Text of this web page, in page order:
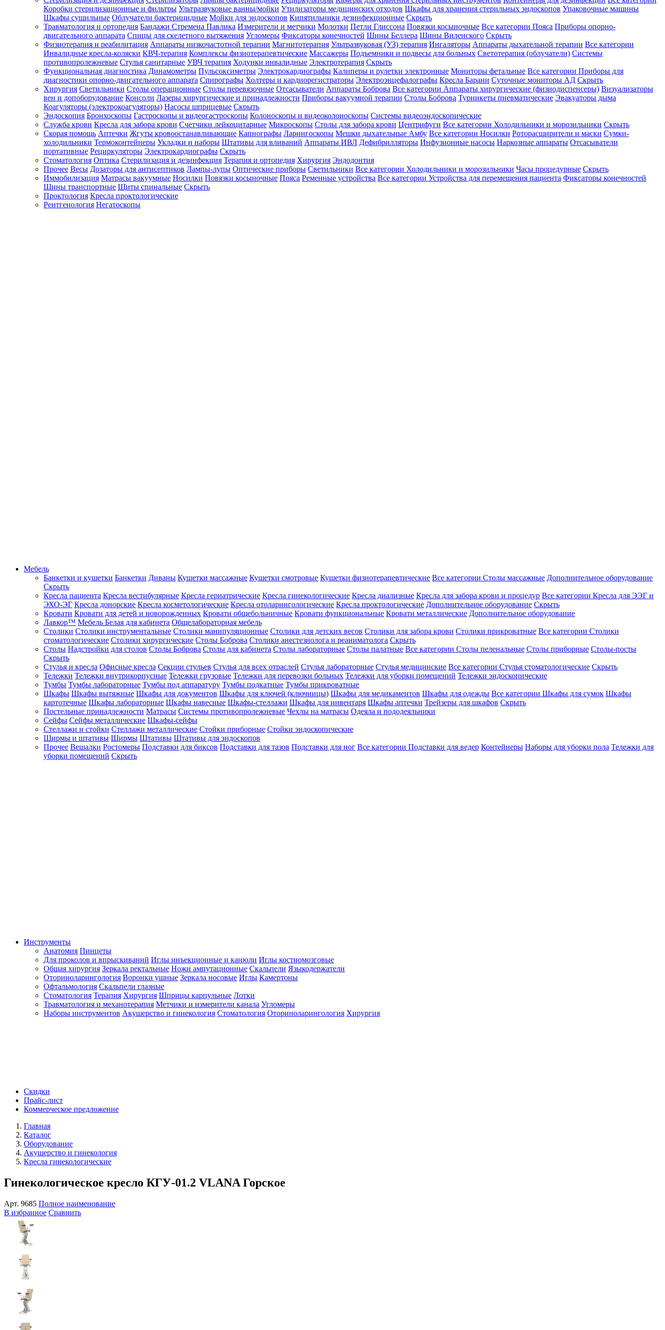
Зарегистрироваться
Зачем
регистрироваться?
Все
покупки
в
одном
месте
Личный
менеджер
Отслеживание
статуса
заказа
Коробки стерилизационные и фильтры Ультразвуковые ванны/мойки Утилизаторы медицинских отходов Шкафы для хранения стерильных эндоскопов Упаковочные машины
Шкафы сушильные Облучатели бактерицидные Мойки для эндоскопов Кипятильники дезинфекционные Скрыть
Травматология и ортопедия Бандажи Стремена Павлика Измерители и метчики Молотки Петли Глиссона Повязки косыночные Все категории Пояса Приборы опорно-
двигательного аппарата Спицы для скелетного вытяжения Угломеры Фиксаторы конечностей Шины Беллера Шины Виленского Скрыть
Физиотерапия и реабилитация Аппараты низкочастотной терапии Магнитотерапия Ультразвуковая (УЗ) терапия Ингаляторы Аппараты дыхательной терапии Все категории
Инвалидные кресла-коляски КВЧ-терапия Комплексы физиотерапевтические Массажеры Подъемники и подвесы для больных Светотерапия (облучатели) Системы
противопролежневые Стулья санитарные УВЧ терапия Ходунки инвалидные Электротерапия Скрыть
Функциональная диагностика Динамометры Пульсоксиметры Электрокардиографы Калиперы и рулетки электронные Мониторы фетальные Все категории Приборы для
диагностики опорно-двигательного аппарата Спирографы Холтеры и кардиорегистраторы Электроэнцефалографы Кресла Барани Суточные мониторы АД Скрыть
Хирургия Светильники Столы операционные Столы перевязочные Отсасыватели Аппараты Боброва Все категории Аппараты хирургические (физиодиспенсеры) Визуализаторы
вен и допоборудование Консоли Лазеры хирургические и принадлежности Приборы вакуумной терапии Столы Боброва Турникеты пневматические Эвакуаторы дыма
Коагуляторы (электрокоагуляторы) Насосы шприцевые Скрыть
Эндоскопия Бронхоскопы Гастроскопы и видеогастроскопы Колоноскопы и видеоколоноскопы Системы видеоэндоскопические
Служба крови Кресла для забора крови Счетчики лейкоцитарные Микроскопы Столы для забора крови Центрифуги Все категории Холодильники и морозильники Скрыть
Скорая помощь Аптечки Жгуты кровоостанавливающие Капнографы Ларингоскопы Мешки дыхательные Амбу Все категории Носилки Роторасширители и маски Сумки-
холодильники Термоконтейнеры Укладки и наборы Штативы для вливаний Аппараты ИВЛ Дефибрилляторы Инфузионные насосы Наркозные аппараты Отсасыватели
портативные Рециркуляторы Электрокардиографы Скрыть
Стоматология Оптика Стерилизация и дезинфекция Терапия и ортопедия Хирургия Эндодонтия
Прочее Весы Дозаторы для антисептиков Лампы-лупы Оптические приборы Светильники Все категории Холодильники и морозильники Часы процедурные Скрыть
Иммобилизация Матрасы вакуумные Носилки Повязки косыночные Пояса Ременные устройства Все категории Устройства для перемещения пациента Фиксаторы конечностей
Шины транспортные Щиты спинальные Скрыть
Проктология Кресла проктологические
Рентгенология Негатоскопы
Мебель
Банкетки и кушетки Банкетки Диваны Кушетки массажные Кушетки смотровые Кушетки физиотерапевтические Все категории Столы массажные Дополнительное оборудование
Скрыть
Кресла пациента Кресла вестибулярные Кресла гериатрические Кресла гинекологические Кресла диализные Кресла для забора крови и процедур Все категории Кресла для ЭЭГ и
ЭХО-ЭГ Кресла донорские Кресла косметологические Кресла отоларингологические Кресла проктологические Дополнительное оборудование Скрыть
Кровати Кровати для детей и новорожденных Кровати общебольничные Кровати функциональные Кровати металлические Дополнительное оборудование
Лавкор™ Мебель Белая для кабинета Общелабораторная мебель
Столики Столики инструментальные Столики манипуляционные Столики для детских весов Столики для забора крови Столики прикроватные Все категории Столики
стоматологические Столики хирургические Столы Боброва Столики анестезиолога и реаниматолога Скрыть
Столы Надстройки для столов Столы Боброва Столы для кабинета Столы лабораторные Столы палатные Все категории Столы пеленальные Столы приборные Столы-посты
Скрыть
Стулья и кресла Офисные кресла Секции стульев Стулья для всех отраслей Стулья лабораторные Стулья медицинские Все категории Стулья стоматологические Скрыть
Тележки Тележки внутрикорпусные Тележки грузовые Тележки для перевозки больных Тележки для уборки помещений Тележки эндоскопические
Тумбы Тумбы лабораторные Тумбы под аппаратуру Тумбы подкатные Тумбы прикроватные
Шкафы Шкафы вытяжные Шкафы для документов Шкафы для ключей (ключницы) Шкафы для медикаментов Шкафы для одежды Все категории Шкафы для сумок Шкафы
картотечные Шкафы лабораторные Шкафы навесные Шкафы-стеллажи Шкафы для инвентаря Шкафы аптечки Трейзеры для шкафов Скрыть
Постельные принадлежности Матрасы Системы противопролежневые Чехлы на матрасы Одеяла и пододеяльники
Сейфы Сейфы металлические Шкафы-сейфы
Стеллажи и стойки Стеллажи металлические Стойки приборные Стойки эндоскопические
Ширмы и штативы Ширмы Штативы Штативы для эндоскопов
Прочее Вешалки Ростомеры Подставки для биксов Подставки для тазов Подставки для ног Все категории Подставки для ведер Контейнеры Наборы для уборки пола Тележки для
уборки помещений Скрыть
Инструменты
Анатомия Пинцеты
Для проколов и впрыскиваний Иглы инъекционные и канюли Иглы костномозговые
Общая хирургия Зеркала ректальные Ножи ампутационные Скальпели Языкодержатели
Оториноларингология Воронки ушные Зеркала носовые Иглы Камертоны
Офтальмология Скальпели глазные
Стоматология Терапия Хирургия Шприцы карпульные Лотки
Травматология и механотерапия Метчики и измерители канала Угломеры
Наборы инструментов Акушерство и гинекология Стоматология Оториноларингология Хирургия
Скидки
Прайс-лист
Коммерческое предложение
Главная
Каталог
Оборудование
Акушерство и гинекология
Кресла гинекологические
Гинекологическое кресло КГУ-01.2 VLANA Горское
Арт. 9685 Полное наименование
В избранное Сравнить